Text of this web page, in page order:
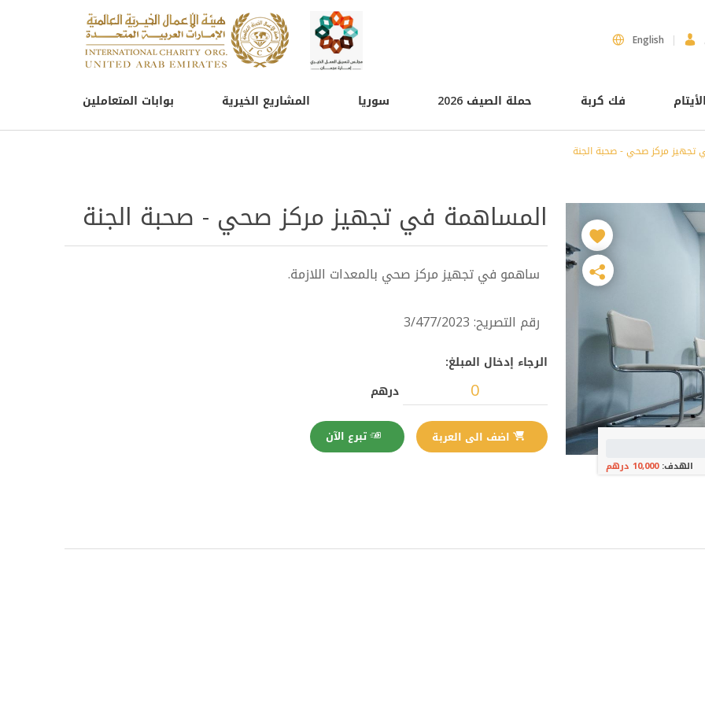
English
فك كربة حملة الصيف 2026 سوريا المشاريع الخيرية
تجهيز مركز صحي - صحبة الجنة
الهدف:10,000 درهم
المساهمة في تجهيز مركز صحي - صحبة الجنة
ساهمو في تجهيز مركز صحي بالمعدات اللازمة.
رقم التصريح: 3/477/2023
الرجاء إدخال المبلغ:
درهم
تبرع الآن